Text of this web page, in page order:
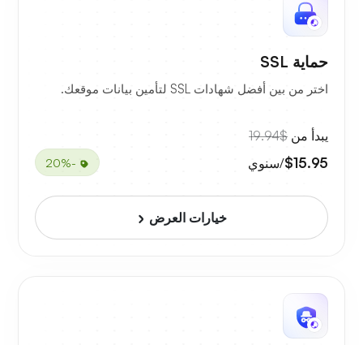
حماية SSL
اختر من بين أفضل شهادات SSL لتأمين بيانات موقعك.
يبدأ من $19.94
$15.95/سنوي -20%
خيارات العرض